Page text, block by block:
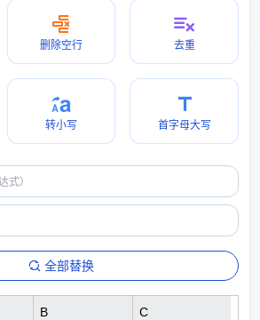
删除空行 去重
转小写 首字母大写
全部替换
B C